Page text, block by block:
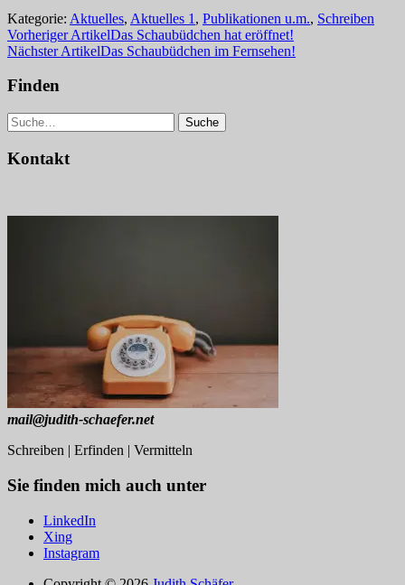
Kategorie: Aktuelles, Aktuelles 1 , Publikationen u.m., Schreiben
Vorheriger ArtikelDas Schaubüdchen hat eröffnet!
Nächster ArtikelDas Schaubüdchen im Fernsehen!
Finden
Suche
Kontakt
mail@judith-schaefer.net
Schreiben | Erfinden | Vermitteln
Sie finden mich auch unter
LinkedIn
Xing
Instagram